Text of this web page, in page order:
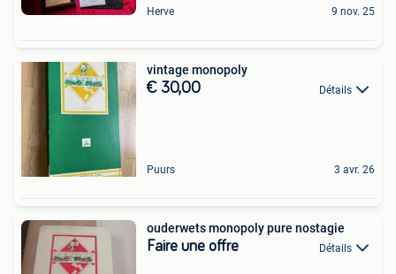
Herve 9 nov. 25
vintage monopoly
€ 30,00 Détails
Puurs 3 avr. 26
ouderwets monopoly pure nostagie
Faire une offre Détails